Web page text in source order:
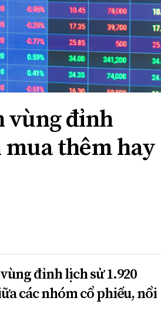
vùng đỉnh
thêm hay
đỉnh lịch sử 1.920
các nhóm cổ phiếu, nổi